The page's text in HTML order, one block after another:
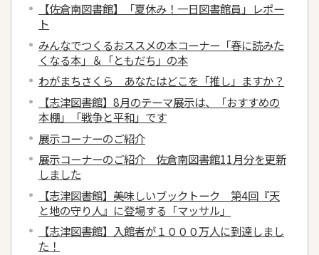
【佐倉南図書館】「夏休み！一日図書館員」レポー
ト
みんなでつくるおススメの本コーナー「春に読みた
くなる本」＆「ともだち」の本
わがまちさくら あなたはどこを「推し」ますか？
【志津図書館】8月のテーマ展示は、「おすすめの
本棚」「戦争と平和」です
展示コーナーのご紹介
展示コーナーのご紹介 佐倉南図書館11月分を更新
しました
【志津図書館】美味しいブックトーク 第4回『天
と地の守り人』に登場する「マッサル」
【志津図書館】入館者が１０００万人に到達しまし
た！